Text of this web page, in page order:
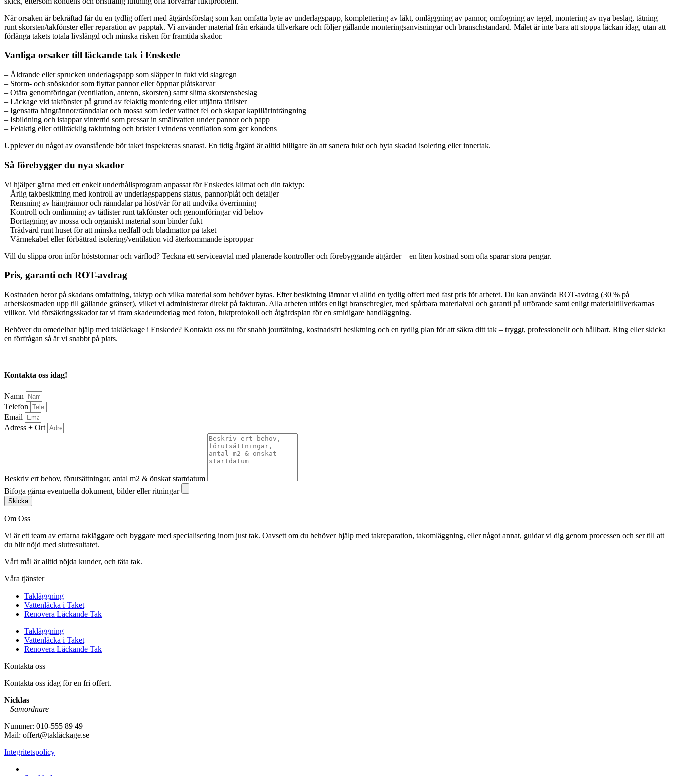
När orsaken är bekräftad får du en tydlig offert med åtgärdsförslag som kan omfatta byte av underlagspapp, komplettering av läkt, omläggning av pannor, omfogning av tegel, montering av nya beslag, tätning
runt skorsten/takfönster eller reparation av papptak. Vi använder material från erkända tillverkare och följer gällande monteringsanvisningar och branschstandard. Målet är inte bara att stoppa läckan idag, utan att
förlänga takets totala livslängd och minska risken för framtida skador.
Vanliga orsaker till läckande tak i Enskede
– Åldrande eller sprucken underlagspapp som släpper in fukt vid slagregn
– Storm- och snöskador som flyttar pannor eller öppnar plåtskarvar
– Otäta genomföringar (ventilation, antenn, skorsten) samt slitna skorstensbeslag
– Läckage vid takfönster på grund av felaktig montering eller uttjänta tätlister
– Igensatta hängrännor/ränndalar och mossa som leder vattnet fel och skapar kapillärinträngning
– Isbildning och istappar vintertid som pressar in smältvatten under pannor och papp
– Felaktig eller otillräcklig taklutning och brister i vindens ventilation som ger kondens
Upplever du något av ovanstående bör taket inspekteras snarast. En tidig åtgärd är alltid billigare än att sanera fukt och byta skadad isolering eller innertak.
Så förebygger du nya skador
Vi hjälper gärna med ett enkelt underhållsprogram anpassat för Enskedes klimat och din taktyp:
– Årlig takbesiktning med kontroll av underlagspappens status, pannor/plåt och detaljer
– Rensning av hängrännor och ränndalar på höst/vår för att undvika överrinning
– Kontroll och omlimning av tätlister runt takfönster och genomföringar vid behov
– Borttagning av mossa och organiskt material som binder fukt
– Trädvård runt huset för att minska nedfall och bladmattor på taket
– Värmekabel eller förbättrad isolering/ventilation vid återkommande isproppar
Vill du slippa oron inför höststormar och vårflod? Teckna ett serviceavtal med planerade kontroller och förebyggande åtgärder – en liten kostnad som ofta sparar stora pengar.
Pris, garanti och ROT-avdrag
Kostnaden beror på skadans omfattning, taktyp och vilka material som behöver bytas. Efter besiktning lämnar vi alltid en tydlig offert med fast pris för arbetet. Du kan använda ROT-avdrag (30 % på
arbetskostnaden upp till gällande gränser), vilket vi administrerar direkt på fakturan. Alla arbeten utförs enligt branschregler, med spårbara materialval och garanti på utförande samt enligt materialtillverkarnas
villkor. Vid försäkringsskador tar vi fram skadeunderlag med foton, fuktprotokoll och åtgärdsplan för en smidigare handläggning.
Behöver du omedelbar hjälp med takläckage i Enskede? Kontakta oss nu för snabb jourtätning, kostnadsfri besiktning och en tydlig plan för att säkra ditt tak – tryggt, professionellt och hållbart. Ring eller skicka
en förfrågan så är vi snabbt på plats.
Kontakta oss idag!
Namn
Telefon
Email
Adress + Ort
Beskriv ert behov, förutsättningar, antal m2 & önskat startdatum
Bifoga gärna eventuella dokument, bilder eller ritningar
Skicka
Om Oss
Vi är ett team av erfarna takläggare och byggare med specialisering inom just tak. Oavsett om du behöver hjälp med takreparation, takomläggning, eller något annat, guidar vi dig genom processen och ser till att
du blir nöjd med slutresultatet.
Vårt mål är alltid nöjda kunder, och täta tak.
Våra tjänster
Takläggning
Vattenläcka i Taket
Renovera Läckande Tak
Takläggning
Vattenläcka i Taket
Renovera Läckande Tak
Kontakta oss
Kontakta oss idag för en fri offert.
Nicklas
– Samordnare
Nummer: 010-555 89 49
Mail: offert@takläckage.se
Integritetspolicy